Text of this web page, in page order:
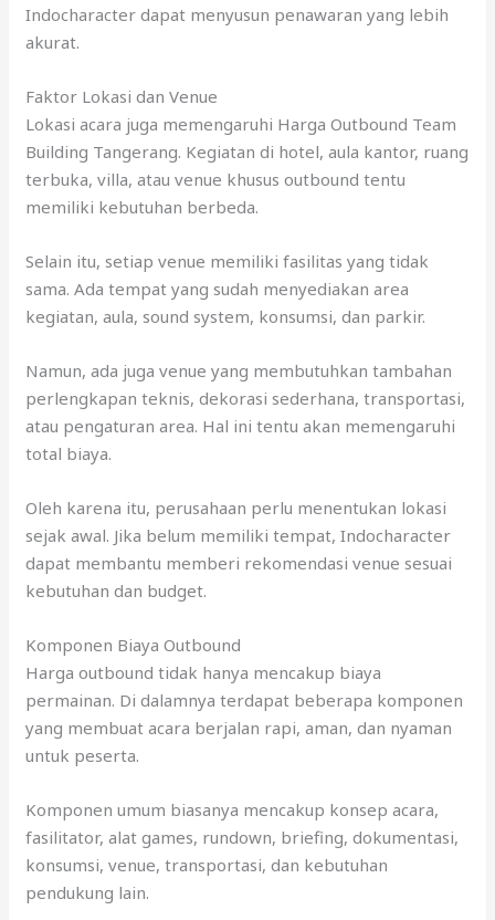
Indocharacter dapat menyusun penawaran yang lebih
akurat.
Faktor Lokasi dan Venue
Lokasi acara juga memengaruhi Harga Outbound Team
Building Tangerang. Kegiatan di hotel, aula kantor, ruang
terbuka, villa, atau venue khusus outbound tentu
memiliki kebutuhan berbeda.
Selain itu, setiap venue memiliki fasilitas yang tidak
sama. Ada tempat yang sudah menyediakan area
kegiatan, aula, sound system, konsumsi, dan parkir.
Namun, ada juga venue yang membutuhkan tambahan
perlengkapan teknis, dekorasi sederhana, transportasi,
atau pengaturan area. Hal ini tentu akan memengaruhi
total biaya.
Oleh karena itu, perusahaan perlu menentukan lokasi
sejak awal. Jika belum memiliki tempat, Indocharacter
dapat membantu memberi rekomendasi venue sesuai
kebutuhan dan budget.
Komponen Biaya Outbound
Harga outbound tidak hanya mencakup biaya
permainan. Di dalamnya terdapat beberapa komponen
yang membuat acara berjalan rapi, aman, dan nyaman
untuk peserta.
Komponen umum biasanya mencakup konsep acara,
fasilitator, alat games, rundown, briefing, dokumentasi,
konsumsi, venue, transportasi, dan kebutuhan
pendukung lain.